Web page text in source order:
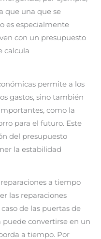
que una que se
es especialmente
con un presupuesto
calcula
permite a los
gastos, sino también
como la
para el futuro. Este
del presupuesto
la estabilidad
a tiempo
las reparaciones
de las puertas de
convertirse en un
a tiempo. Por